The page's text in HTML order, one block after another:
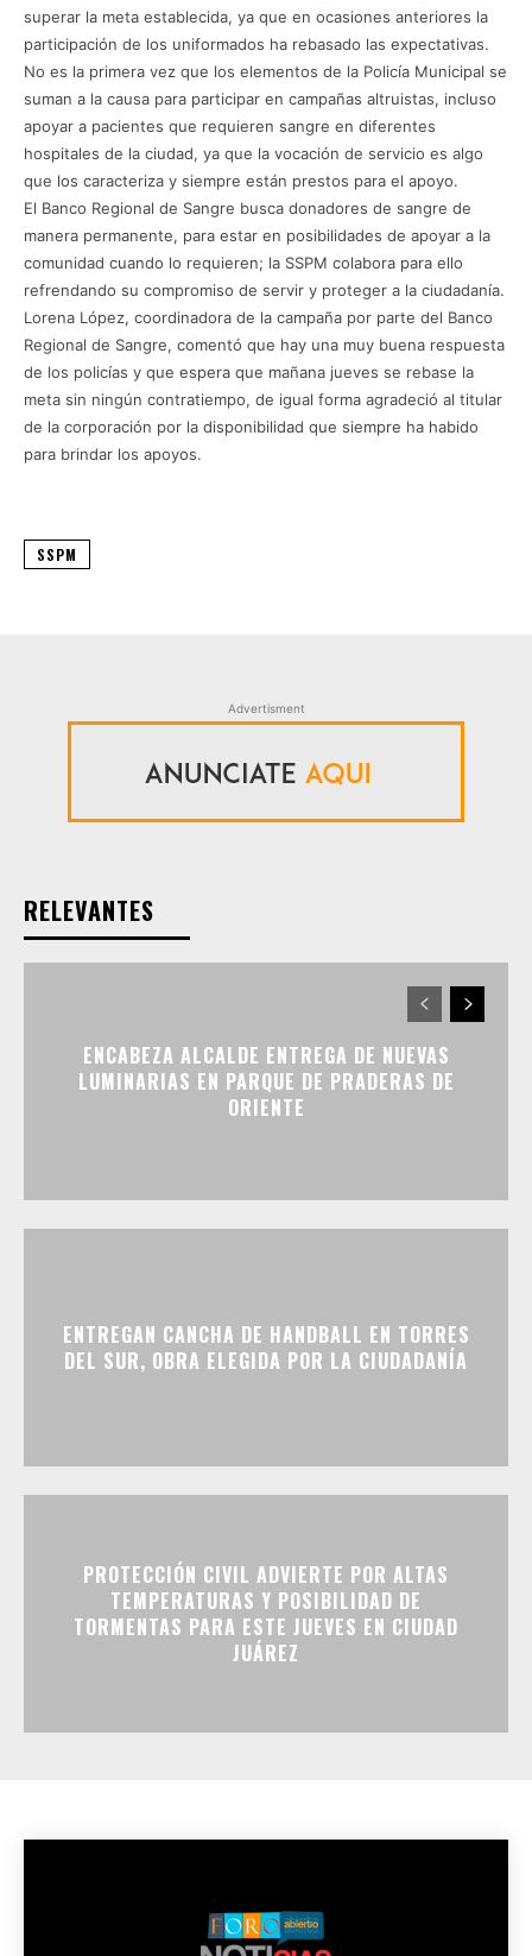
superar la meta establecida, ya que en ocasiones anteriores la
participación de los uniformados ha rebasado las expectativas.
No es la primera vez que los elementos de la Policía Municipal se
suman a la causa para participar en campañas altruistas, incluso
apoyar a pacientes que requieren sangre en diferentes
hospitales de la ciudad, ya que la vocación de servicio es algo
que los caracteriza y siempre están prestos para el apoyo.
El Banco Regional de Sangre busca donadores de sangre de
manera permanente, para estar en posibilidades de apoyar a la
comunidad cuando lo requieren; la SSPM colabora para ello
refrendando su compromiso de servir y proteger a la ciudadanía.
Lorena López, coordinadora de la campaña por parte del Banco
Regional de Sangre, comentó que hay una muy buena respuesta
de los policías y que espera que mañana jueves se rebase la
meta sin ningún contratiempo, de igual forma agradeció al titular
de la corporación por la disponibilidad que siempre ha habido
para brindar los apoyos.
SSPM
Advertisment
RELEVANTES
ENCABEZA ALCALDE ENTREGA DE NUEVAS
LUMINARIAS EN PARQUE DE PRADERAS DE
ORIENTE
ENTREGAN CANCHA DE HANDBALL EN TORRES
DEL SUR, OBRA ELEGIDA POR LA CIUDADANÍA
PROTECCIÓN CIVIL ADVIERTE POR ALTAS
TEMPERATURAS Y POSIBILIDAD DE
TORMENTAS PARA ESTE JUEVES EN CIUDAD
JUÁREZ